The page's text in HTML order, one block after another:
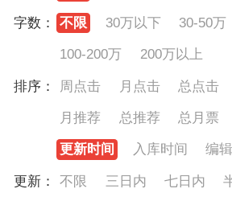
字数：
不限 30万以下 30-50万
100-200万
200万以上
排序：
周点击 月点击 总点击
月推荐
总推荐 总月票
更新时间
入库时间
编
更新：
不限 三日内 七日内